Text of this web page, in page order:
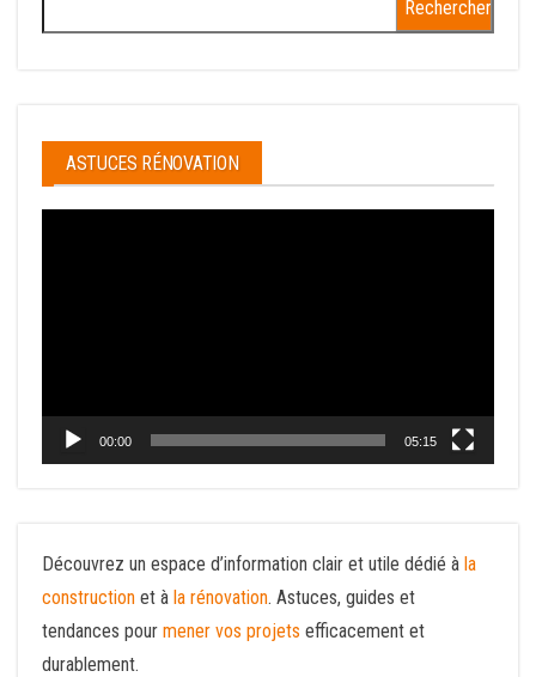
ASTUCES RÉNOVATION
00:00 05:15
Découvrez un espace d’information clair et utile dédié à la
construction et à la rénovation. Astuces, guides et
tendances pour mener vos projets efficacement et
durablement.